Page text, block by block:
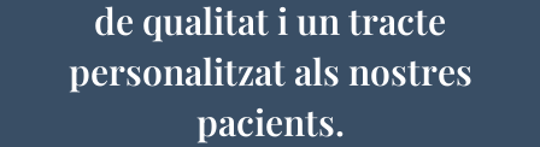
de qualitat i un tracte
personalitzat als nostres
pacients.